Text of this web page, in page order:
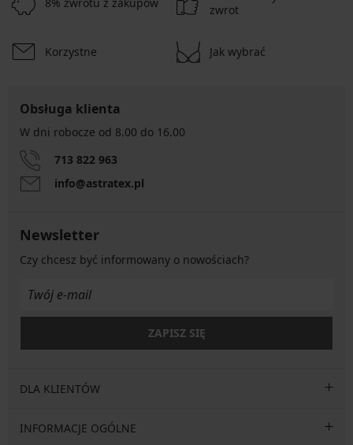
zwrot
Korzystne Jak wybrać
Obsługa klienta
W dni robocze od 8.00 do 16.00
713 822 963
info@astratex.pl
Newsletter
Czy chcesz być informowany o nowościach?
ZAPISZ SIĘ
DLA KLIENTÓW
INFORMACJE OGÓLNE